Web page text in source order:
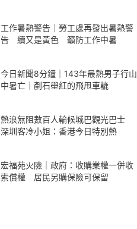
工作暑熱警告｜勞工處再發出暑熱警
告 續又是黃色 籲防工作中暑
今日新聞8分鐘｜143年最熱男子行山
中暑亡｜剷石壆紅的飛甩車轆
熱浪無阻數百人輪候城巴觀光巴士
深圳客冷小姐：香港今日特別熱
宏福苑火險｜政府：收購業權一併收
索償權 居民另購保險可保留